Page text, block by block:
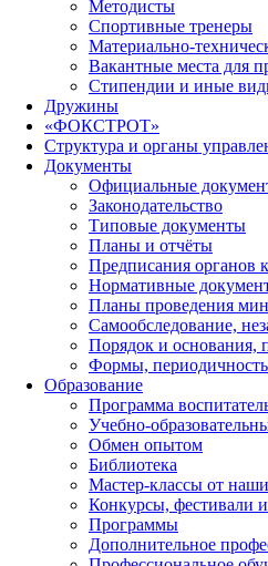
Методисты
Спортивные тренеры
Материально-
Вакантные места для
Стипендии и иные
Дружины
«ФОКСТРОТ»
Структура и органы
Документы
Официальные
Законодательство
Типовые документы
Планы и отчёты
Предписания органов
Нормативные
Планы проведения
Самообследование,
Порядок и основания,
Формы, периодичность
Образование
Программа
Учебно-
Обмен опытом
Библиотека
Мастер-классы от
Конкурсы, фестивали
Программы
Дополнительное